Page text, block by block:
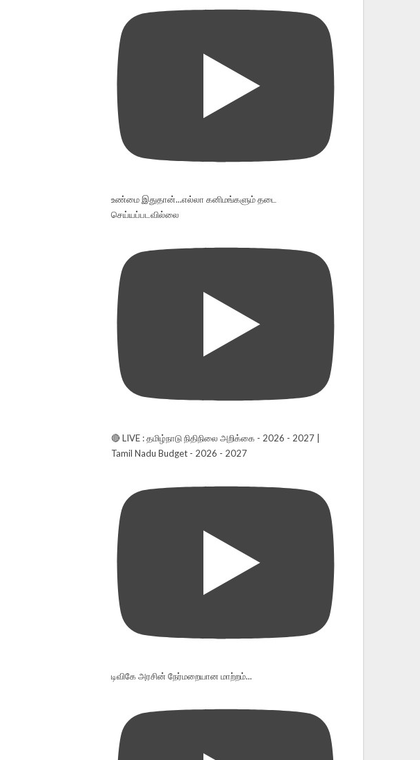
உண்மை இதுதான்...எல்லா கனிமங்களும் தடை
செய்யப்படவில்லை
🔴 LIVE : தமிழ்நாடு நிதிநிலை அறிக்கை - 2026 - 2027 |
Tamil Nadu Budget - 2026 - 2027
டிவிகே அரசின் நேர்மறையான மாற்றம்...